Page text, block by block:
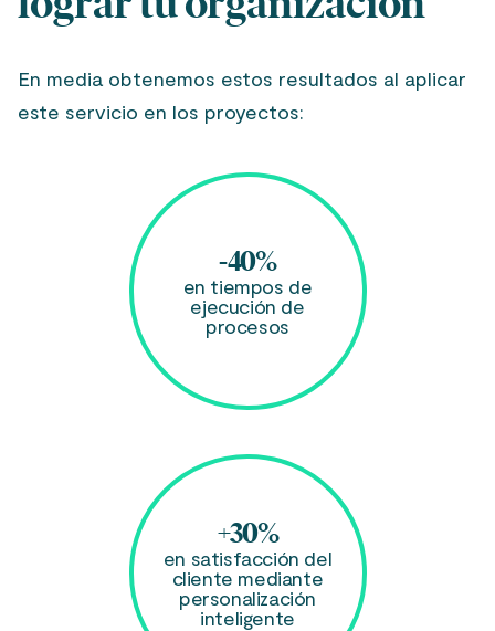
En media obtenemos estos resultados al aplicar
este servicio en los proyectos:
-40%
en tiempos de
ejecución de
procesos
+30%
en satisfacción del
cliente mediante
personalización
inteligente